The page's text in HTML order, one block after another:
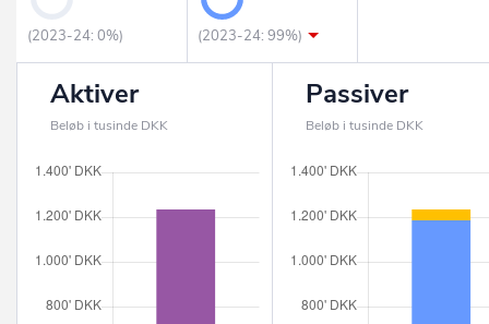
(2023-24: 0%) (2023-24: 99%)
Aktiver
Beløb i tusinde DKK
Passiver
Beløb i tusinde DKK